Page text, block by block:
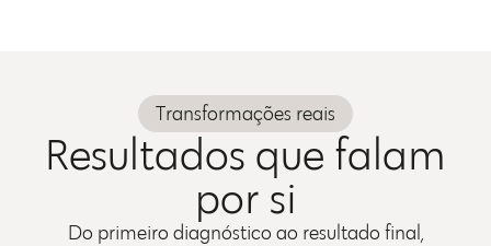
Transformações reais
Resultados que falam
por si
Do primeiro diagnóstico ao resultado final,